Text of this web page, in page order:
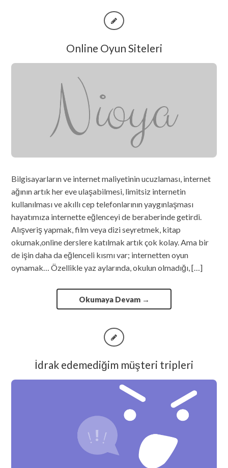
Online Oyun Siteleri
Bilgisayarların ve internet maliyetinin ucuzlaması, internet
ağının artık her eve ulaşabilmesi, limitsiz internetin
kullanılması ve akıllı cep telefonlarının yaygınlaşması
hayatımıza internette eğlenceyi de beraberinde getirdi.
Alışveriş yapmak, film veya dizi seyretmek, kitap
okumak,online derslere katılmak artık çok kolay. Ama bir
de işin daha da eğlenceli kısmı var; internetten oyun
oynamak… Özellikle yaz aylarında, okulun olmadığı, […]
Okumaya Devam →
İdrak edemediğim müşteri tripleri